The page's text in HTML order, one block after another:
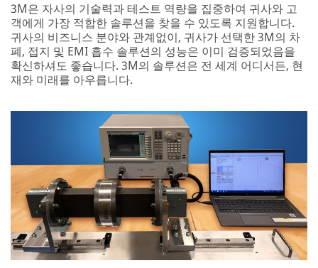
3M은 자사의 기술력과 테스트 역량을 집중하여 귀사와 고
객에게 가장 적합한 솔루션을 찾을 수 있도록 지원합니다.
귀사의 비즈니스 분야와 관계없이, 귀사가 선택한 3M의 차
폐, 접지 및 EMI 흡수 솔루션의 성능은 이미 검증되었음을
확신하셔도 좋습니다. 3M의 솔루션은 전 세계 어디서든, 현
재와 미래를 아우릅니다.